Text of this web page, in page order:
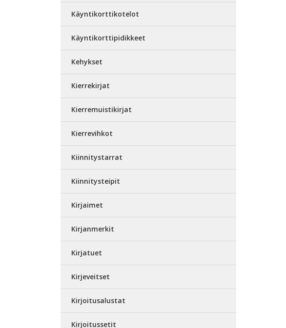
Käyntikorttikotelot
Käyntikorttipidikkeet
Kehykset
Kierrekirjat
Kierremuistikirjat
Kierrevihkot
Kiinnitystarrat
Kiinnitysteipit
Kirjaimet
Kirjanmerkit
Kirjatuet
Kirjeveitset
Kirjoitusalustat
Kirjoitussetit